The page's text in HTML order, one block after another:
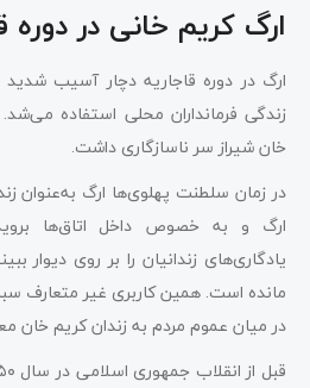
ارگ کریم خانی در دوره
ارگ در دوره قاجاریه دچار آسیب
زندگی فرمانداران محلی استفاده
خان شیراز سر ناسازگاری داشت.
در زمان سلطنت پهلوی‌ها ارگ به‌عنوان
ارگ و به خصوص داخل اتاق‌ها
یادگاری‌های زندانیان را بر روی دیوار
مانده است. همین کاربری غیر متعارف
در میان عموم مردم به زندان کریم خان